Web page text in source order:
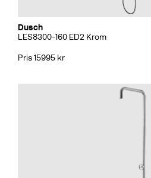
Dusch
LES8300-160 ED2 Krom
Pris 15995 kr